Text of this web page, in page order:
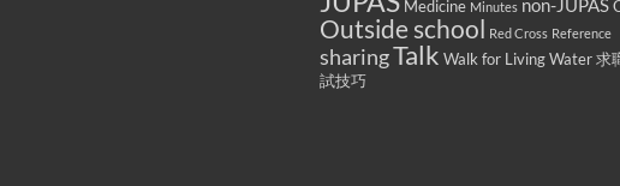
Medicine Minutes non-JUPAS
Outside school Red Cross Reference
sharingTalk Walk for Living Water求
試技巧